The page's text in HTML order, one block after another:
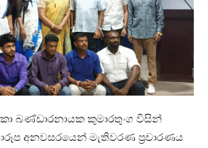
බණ්ඩාරනායක කුමාරතුංග විසින්
අනවසරයෙන් මැතිවරණ ප්‍රචාරණය